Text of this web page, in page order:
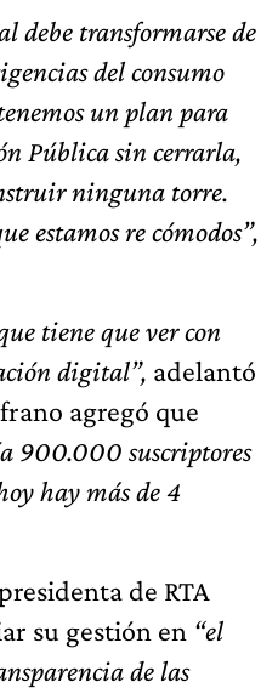
debe transformarse de
del consumo
un plan para
Pública sin cerrarla,
ninguna torre.
estamos re cómodos”,
tiene que ver con
digital”, adelantó
agregó que
900.000 suscriptores
hay más de 4
de RTA
su gestión en “el
de las